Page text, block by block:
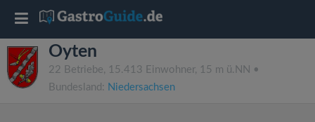
Oyten
22 Betriebe, 15.413 Einwohner, 15 m ü.NN •
Bundesland: Niedersachsen
T
o